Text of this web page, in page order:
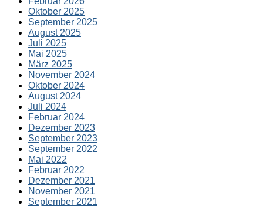
Oktober 2025
September 2025
August 2025
Juli 2025
Mai 2025
März 2025
November 2024
Oktober 2024
August 2024
Juli 2024
Februar 2024
Dezember 2023
September 2023
September 2022
Mai 2022
Februar 2022
Dezember 2021
November 2021
September 2021